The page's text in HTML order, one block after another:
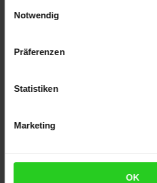
Notwendig
Präferenzen
Statistiken
Marketing
OK
OEM Artikelnummer: LC-3235XL
Artikel gehört zur Kategorie:
Versandinformationen